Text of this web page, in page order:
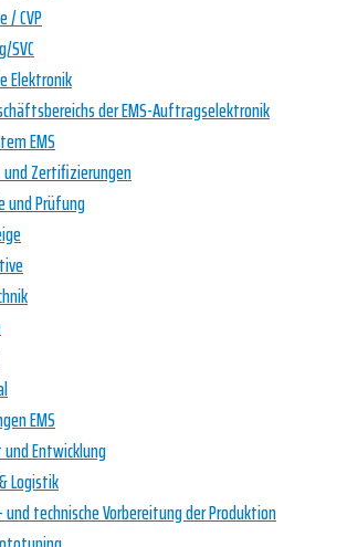
/ CVP
SVC
Elektronik
der EMS-Auftragselektronik
EMS
Zertifizierungen
und Prüfung
EMS
Entwicklung
Logistik
und technische Vorbereitung der Produktion